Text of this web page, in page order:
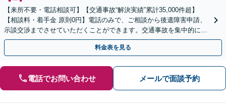
【来所不要・電話相談可】【交通事故“解決実績”累計35,000件超】
【相談料・着手金 原則0円】電話のみで、ご相談から後遺障害申請、
示談交渉までさせていただくことができます。交通事故を集中的に取
り扱っている弁護士が全力でサポート！
料金表を見る
電話でお問い合わせ メールで面談予約